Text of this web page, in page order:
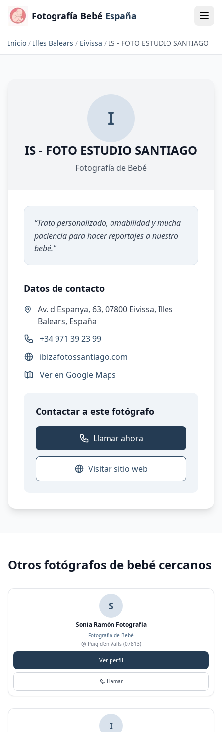
Fotografía Bebé España
Inicio / Illes Balears / Eivissa / IS - FOTO ESTUDIO SANTIAGO
I
IS - FOTO ESTUDIO SANTIAGO
Fotografía de Bebé
“Trato personalizado, amabilidad y mucha
paciencia para hacer reportajes a nuestro
bebé.”
Datos de contacto
Av. d'Espanya, 63, 07800 Eivissa, Illes
Balears, España
+34 971 39 23 99
ibizafotossantiago.com
Ver en Google Maps
Contactar a este fotógrafo
Llamar ahora
Visitar sitio web
Otros fotógrafos de bebé cercanos
S
Sonia Ramón Fotografía
Fotografía de Bebé
Puig d'en Valls (07813)
Ver perfil
Llamar
I